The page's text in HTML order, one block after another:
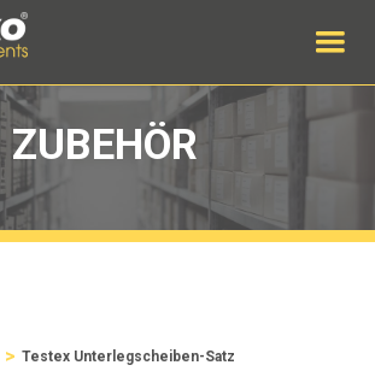
ZUBEHÖR
> Testex Unterlegscheiben-Satz